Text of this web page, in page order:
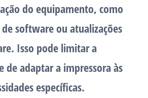
do equipamento, como
software ou atualizações
Isso pode limitar a
de adaptar a impressora às
específicas.